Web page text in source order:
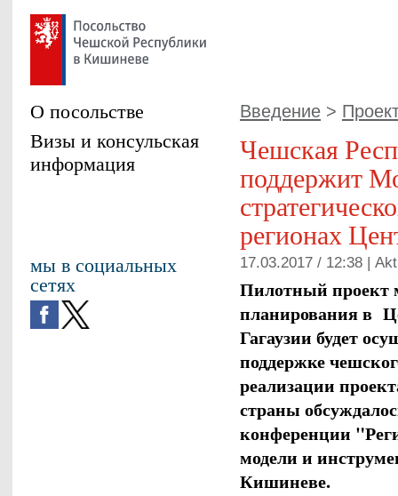
Введение >
Чешская
поддержит
регионах
17.03.2017 / 12:38 |
Пилотный проект
планирования в
Гагаузии будет
поддержке
реализации
страны
конференции
модели и
Кишиневе.
О посольстве
Визы и консульская
информация
мы в социальных
сетях